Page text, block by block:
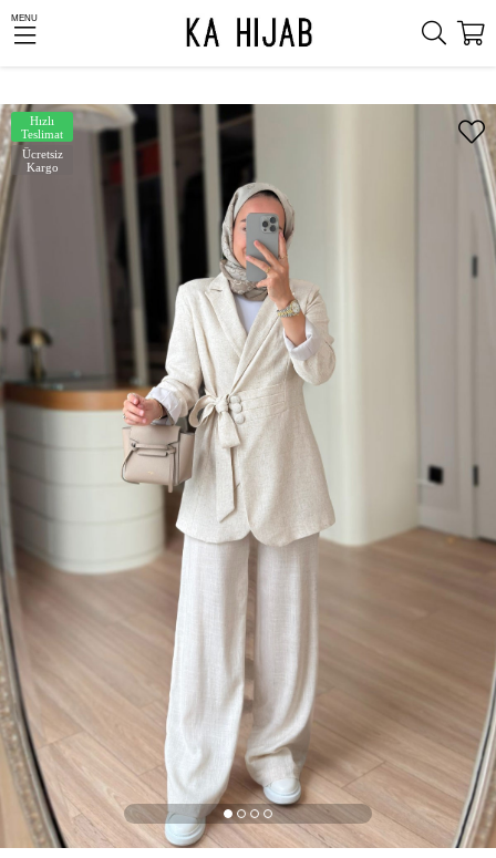
MENU
Ücretsiz
Kargo
Hızlı
Teslimat